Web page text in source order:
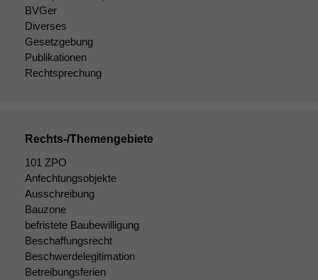
BVGer
Diverses
Gesetzgebung
Publikationen
Rechtsprechung
Rechts-/Themengebiete
101 ZPO
Anfechtungsobjekte
Ausschreibung
Bauzone
befristete Baubewilligung
Beschaffungsrecht
Beschwerdelegitimation
Betreibungsferien